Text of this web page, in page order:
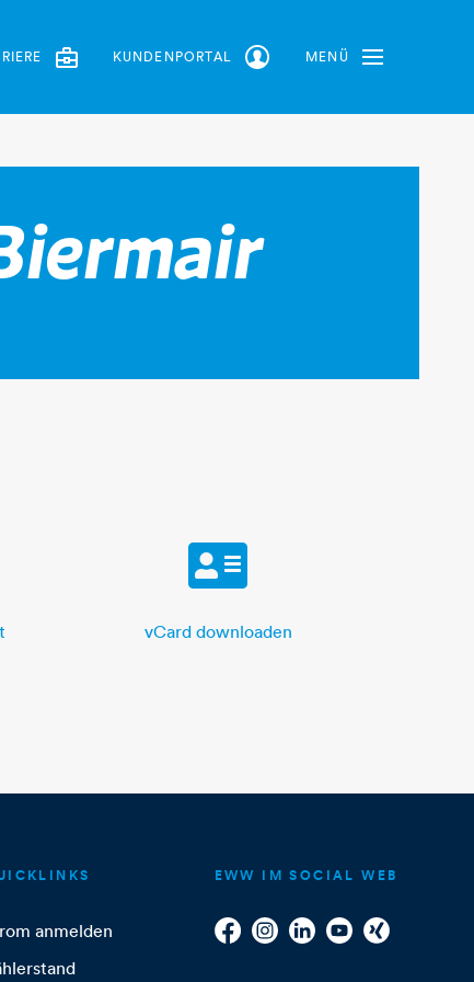
KUNDENPORTAL MENÜ
Toggle Navbar
vCard
vCard downloaden
anmelden
EWW IM SOCIAL WEB